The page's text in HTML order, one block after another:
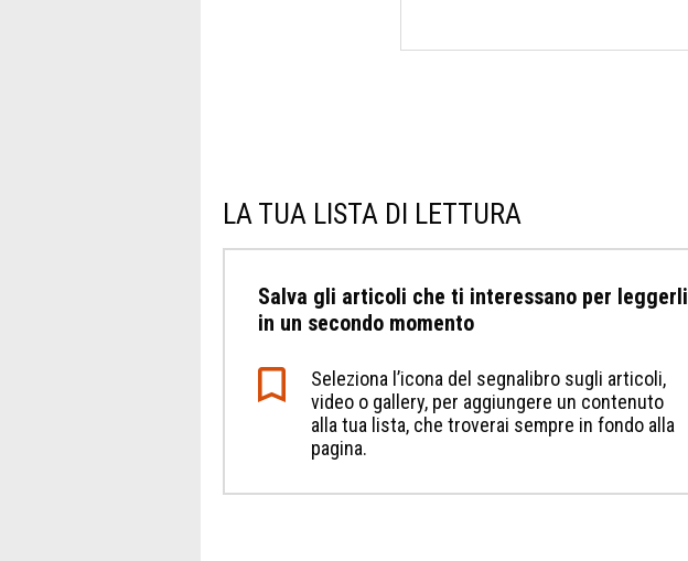
LA TUA LISTA DI LETTURA
Salva gli articoli che ti interessano per leggerli
in un secondo momento
Seleziona l’icona del segnalibro sugli articoli,
video o gallery, per aggiungere un contenuto
alla tua lista, che troverai sempre in fondo alla
pagina.